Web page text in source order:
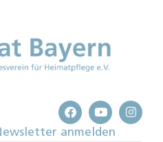
anmelden